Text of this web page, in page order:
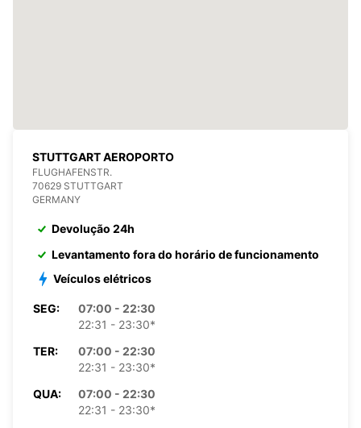
STUTTGART AEROPORTO
FLUGHAFENSTR.
70629 STUTTGART
GERMANY
Devolução 24h
Levantamento fora do horário de funcionamento
Veículos elétricos
SEG:
07:00 - 22:30
22:31 - 23:30*
TER:
07:00 - 22:30
22:31 - 23:30*
QUA:
07:00 - 22:30
22:31 - 23:30*